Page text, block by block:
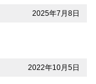
2025年7月8日
2022年10月5日